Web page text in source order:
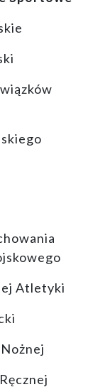
Atletyki